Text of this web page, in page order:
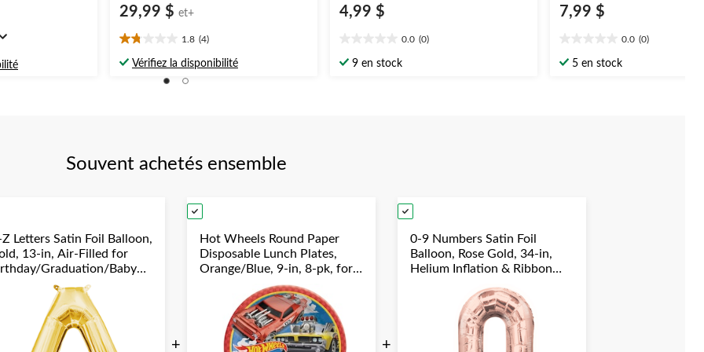
29,99 $ et+
1.8 (4)
1.8
étoile(s)
Vérifiez la disponibilité
4,99 $
0.0 (0)
étoile(s)
9 en stock
7,99 $
0.0 (0)
étoile(s)
5 en stock
Souvent achetés ensemble
Letters Satin Foil Balloon,
13-in, Air-Filled for
Graduation/Baby
Wedding
+
Hot Wheels Round Paper
Disposable Lunch Plates,
Orange/Blue, 9-in, 8-pk, for
Birthday Party
+
0-9 Numbers Satin Foil
Balloon, Rose Gold, 34-in,
Helium Inflation & Ribbon
Birthday/Graduation/New
Year's Eve/Anniversary